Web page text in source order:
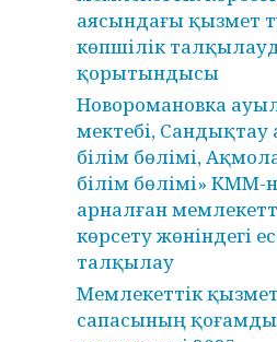
аясындағы қызмет
көпшілік
қорытындысы
Новоромановка
мектебі,
білім бөлімі,
білім бөлімі» КММ-
арналған
көрсету жөніндегі
талқылау
Мемлекеттік
сапасының